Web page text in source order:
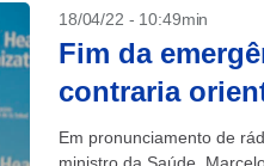
18/04/22 - 10:49min
Fim da
contraria
Em pronunciamento de